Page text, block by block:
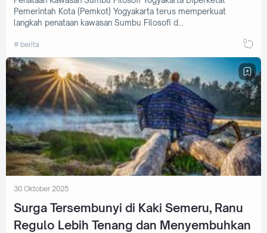
Pemerintah Kota (Pemkot) Yogyakarta terus memperkuat
langkah penataan kawasan Sumbu Filosofi d…
berita 0
30 Oktober 2025
Surga Tersembunyi di Kaki Semeru, Ranu
Regulo Lebih Tenang dan Menyembuhkan